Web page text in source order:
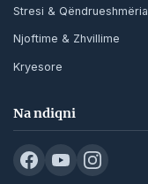
Stresi & Qëndrueshmëria
Njoftime & Zhvillime
Kryesore
Na ndiqni